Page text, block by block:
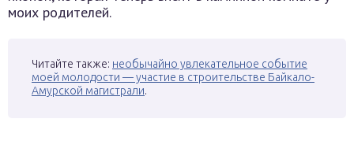
моих родителей.
Читайте также: необычайно увлекательное событие
моей молодости — участие в строительстве Байкало-
Амурской магистрали.